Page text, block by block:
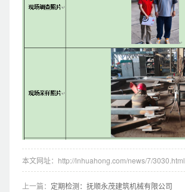
本文网址：http://lnhuahong.com/news/7/3030.html
上一篇： 定期检测：抚顺永茂建筑机械有限公司